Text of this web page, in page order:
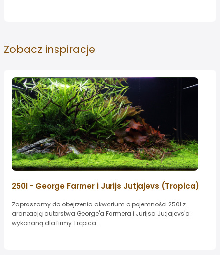
Zobacz inspiracje
250l - George Farmer i Jurijs Jutjajevs (Tropica)
Zapraszamy do obejrzenia akwarium o pojemności 250l z
aranżacją autorstwa George'a Farmera i Jurijsa Jutjajevs'a
wykonaną dla firmy Tropica...